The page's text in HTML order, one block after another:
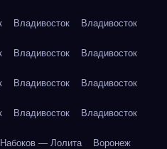
Владивосток Владивосток
Владивосток Владивосток
Владивосток Владивосток
Владивосток Владивосток
— Лолита Воронеж